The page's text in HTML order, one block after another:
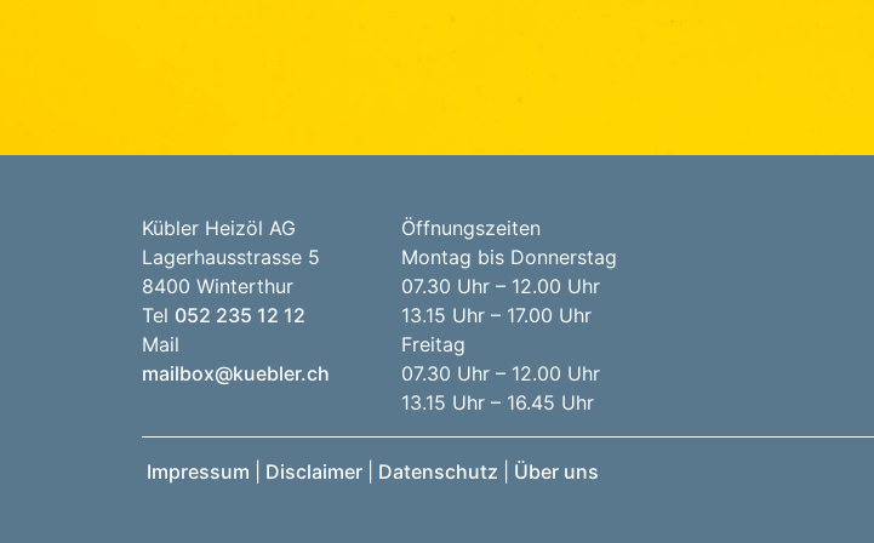
Kübler Heizöl AG
Lagerhausstrasse 5
8400 Winterthur
Tel 052 235 12 12
Mail
mailbox@kuebler.ch
Öffnungszeiten
Montag bis Donnerstag
07.30 Uhr – 12.00 Uhr
13.15 Uhr – 17.00 Uhr
Freitag
07.30 Uhr – 12.00 Uhr
13.15 Uhr – 16.45 Uhr
Impressum Disclaimer Datenschutz Über uns